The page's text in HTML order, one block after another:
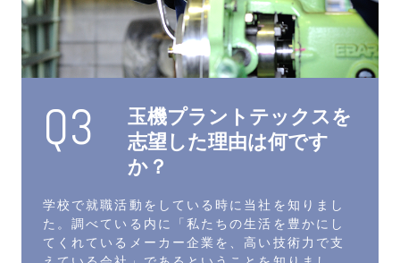
Q3
⽟機プラントテックスを
志望した理由は何です
か？
学校で就職活動をしている時に当社を知りまし
た。調べている内に「私たちの生活を豊かにし
てくれているメーカー企業を、高い技術力で支